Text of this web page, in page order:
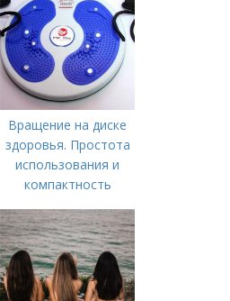
предпринять
следующие действия:
Вращение на диске
здоровья. Простота
использования и
компактность